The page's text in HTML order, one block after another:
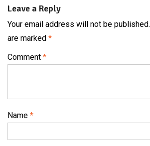
Leave a Reply
Your email address will not be published.
are marked *
Comment *
Name *